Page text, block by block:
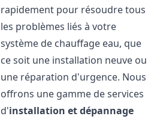
rapidement pour résoudre tous
les problèmes liés à votre
système de chauffage eau, que
ce soit une installation neuve ou
une réparation d'urgence. Nous
offrons une gamme de services
d'installation et dépannage